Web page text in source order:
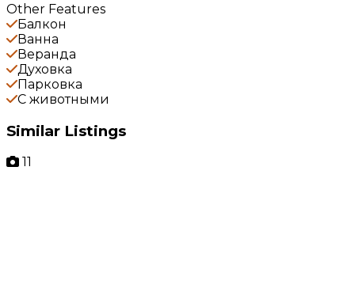
Other Features
Балкон
Ванна
Веранда
Духовка
Парковка
С животными
Similar Listings
11